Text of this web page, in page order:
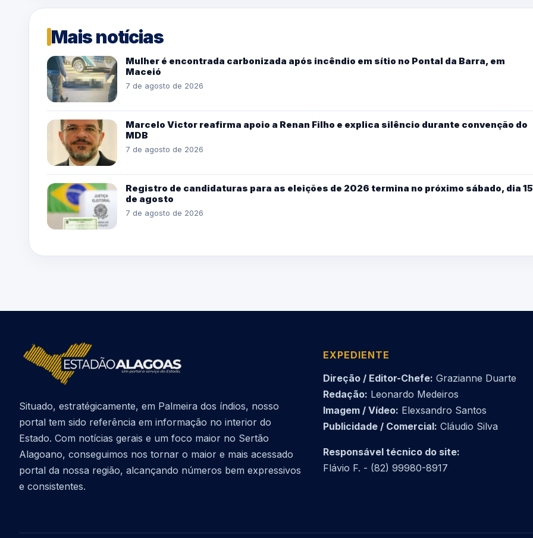
Mais notícias
Mulher é encontrada carbonizada após incêndio em sítio no Pontal da Barra, em
Maceió
7 de agosto de 2026
Marcelo Victor reafirma apoio a Renan Filho e explica silêncio durante convenção do
MDB
7 de agosto de 2026
Registro de candidaturas para as eleições de 2026 termina no próximo sábado, dia 15
de agosto
7 de agosto de 2026
Situado, estratégicamente, em Palmeira dos índios, nosso
portal tem sido referência em informação no interior do
Estado. Com notícias gerais e um foco maior no Sertão
Alagoano, conseguimos nos tornar o maior e mais acessado
portal da nossa região, alcançando números bem expressivos
e consistentes.
EXPEDIENTE
Direção / Editor-Chefe: Grazianne Duarte
Redação: Leonardo Medeiros
Imagem / Vídeo: Elexsandro Santos
Publicidade / Comercial: Cláudio Silva
Responsável técnico do site:
Flávio F. - (82) 99980-8917